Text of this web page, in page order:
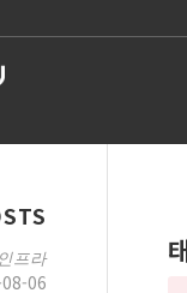
프라
06